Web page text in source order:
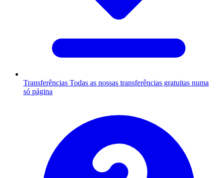
Transferências Todas as nossas transferências gratuitas numa
só página